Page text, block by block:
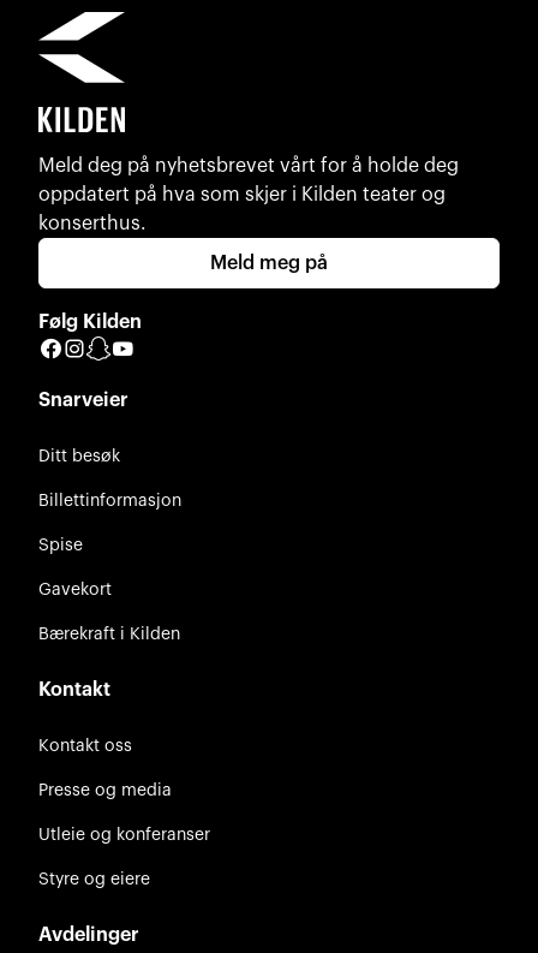
Meld deg på nyhetsbrevet vårt for å holde deg
oppdatert på hva som skjer i Kilden teater og
konserthus.
Meld meg på
Følg Kilden
Facebook
Instagram
Snapchat
Snarveier
Ditt besøk
Billettinformasjon
Spise
Gavekort
Bærekraft i Kilden
Kontakt
Kontakt oss
Presse og media
Utleie og konferanser
Styre og eiere
Avdelinger